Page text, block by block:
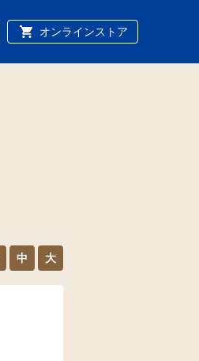
オンラインストア
中 大